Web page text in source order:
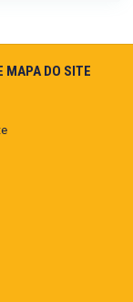
MAPA DO SITE